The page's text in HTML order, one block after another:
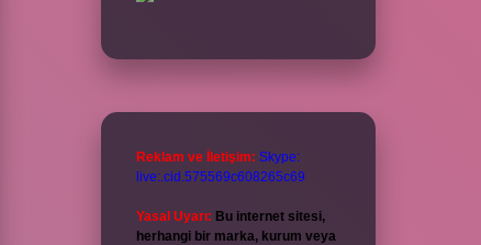
Reklam ve İletişim: Skype:
live:.cid.575569c608265c69
Yasal Uyarı: Bu internet sitesi,
herhangi bir marka, kurum veya